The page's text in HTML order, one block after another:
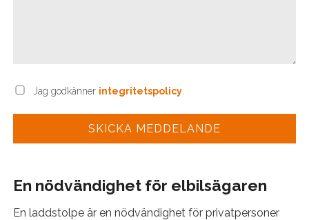
Jag godkänner integritetspolicy.
En nödvändighet för elbilsägaren
En laddstolpe är en nödvändighet för privatpersoner